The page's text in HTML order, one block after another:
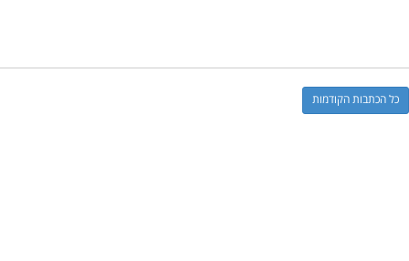
כל הכתבות הקודמות